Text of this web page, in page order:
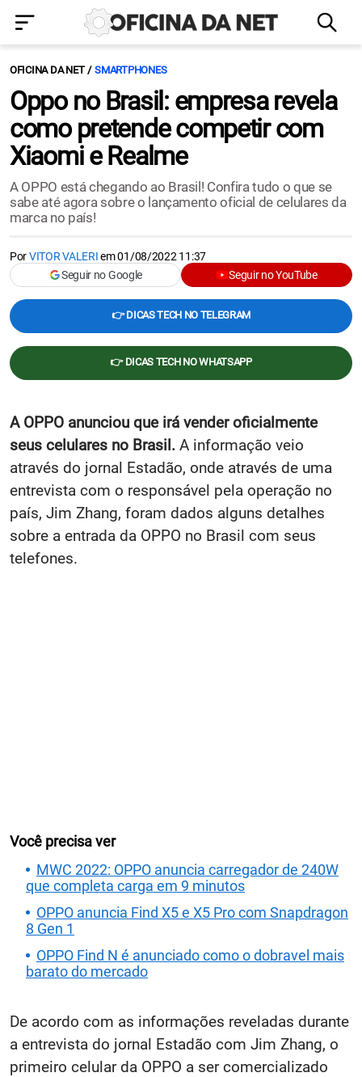
OFICINA DA NET SMARTPHONES
Oppo no Brasil: empresa revela
como pretende competir com
Xiaomi e Realme
A OPPO está chegando ao Brasil! Confira tudo o que se
sabe até agora sobre o lançamento oficial de celulares da
marca no país!
PorVITOR VALERIem01/08/2022 11:37
Seguir no Google
Seguir no YouTube
👉 DICAS TECH NO TELEGRAM
👉 DICAS TECH NO WHATSAPP
A OPPO anunciou que irá vender oficialmente
seus celulares no Brasil. A informação veio
através do jornal Estadão, onde através de uma
entrevista com o responsável pela operação no
país, Jim Zhang, foram dados alguns detalhes
sobre a entrada da OPPO no Brasil com seus
telefones.
Você precisa ver
MWC 2022: OPPO anuncia carregador de 240W
que completa carga em 9 minutos
OPPO anuncia Find X5 e X5 Pro com Snapdragon
8 Gen 1
OPPO Find N é anunciado como o dobravel mais
barato do mercado
De acordo com as informações reveladas durante
a entrevista do jornal Estadão com Jim Zhang, o
primeiro celular da OPPO a ser comercializado